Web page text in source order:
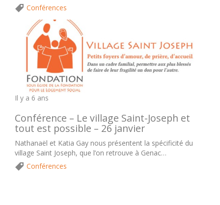
Conférences
Il y a 6 ans
Conférence – Le village Saint-Joseph et
tout est possible – 26 janvier
Nathanaël et Katia Gay nous présentent la spécificité du
village Saint Joseph, que l’on retrouve à Genac…
Conférences